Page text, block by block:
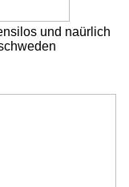
und naürlich